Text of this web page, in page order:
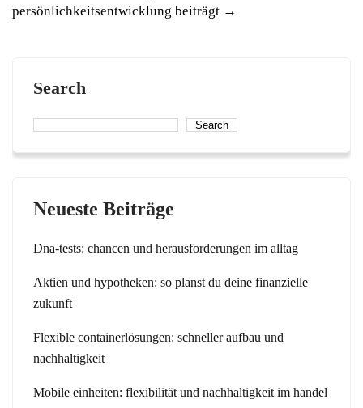
persönlichkeitsentwicklung beiträgt →
Search
Search
Neueste Beiträge
Dna-tests: chancen und herausforderungen im alltag
Aktien und hypotheken: so planst du deine finanzielle
zukunft
Flexible containerlösungen: schneller aufbau und
nachhaltigkeit
Mobile einheiten: flexibilität und nachhaltigkeit im handel